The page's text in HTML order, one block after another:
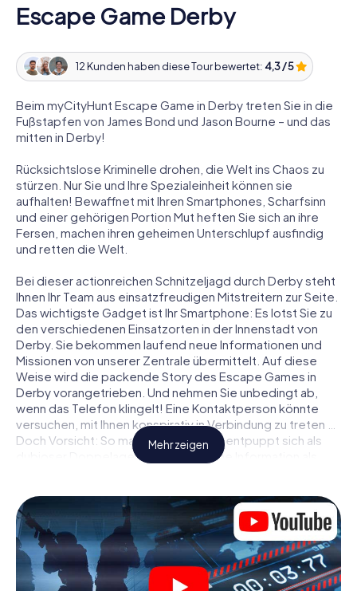
Escape Game Derby
12 Kunden haben diese Tour bewertet: 4,3 / 5
Beim myCityHunt Escape Game in Derby treten Sie in die
Fußstapfen von James Bond und Jason Bourne – und das
mitten in Derby!
Rücksichtslose Kriminelle drohen, die Welt ins Chaos zu
stürzen. Nur Sie und Ihre Spezialeinheit können sie
aufhalten! Bewaffnet mit Ihren Smartphones, Scharfsinn
und einer gehörigen Portion Mut heften Sie sich an ihre
Fersen, machen ihren geheimen Unterschlupf ausfindig
und retten die Welt.
Bei dieser actionreichen Schnitzeljagd durch Derby steht
Ihnen Ihr Team aus einsatzfreudigen Mitstreitern zur Seite.
Das wichtigste Gadget ist Ihr Smartphone: Es lotst Sie zu
den verschiedenen Einsatzorten in der Innenstadt von
Derby. Sie bekommen laufend neue Informationen und
Missionen von unserer Zentrale übermittelt. Auf diese
Weise wird die packende Story des Escape Games in
Derby vorangetrieben. Und nehmen Sie unbedingt ab,
wenn das Telefon klingelt! Eine Kontaktperson könnte
versuchen, mit Ihnen konspirativ in Verbindung zu treten …
Doch Vorsicht: So mancher Informant entpuppt sich als
dubioser Doppelagent und so manche Information als
Sie niemandem!
Anders als in einem klassischen Escape Room in Derby
sind Sie also nicht in ein Zimmer eingesperrt, aus dem Sie
sich in einem vorgegebenen Zeitfenster befreien
müssen. Diese Smartphone Schnitzeljagd erklärt ganz
Mehr zeigen